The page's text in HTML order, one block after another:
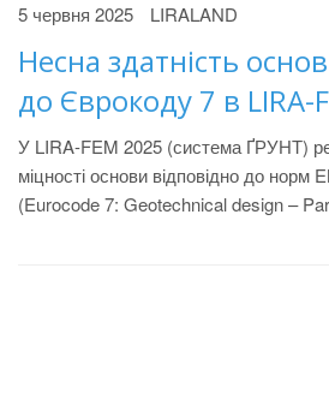
5 червня 2025 LIRALAND
Несна здатність
до Єврокоду 7 в LIRA-
У LIRA-FEM 2025 (система ҐРУНТ)
міцності основи відповідно до норм
(Eurocode 7: Geotechnical design –